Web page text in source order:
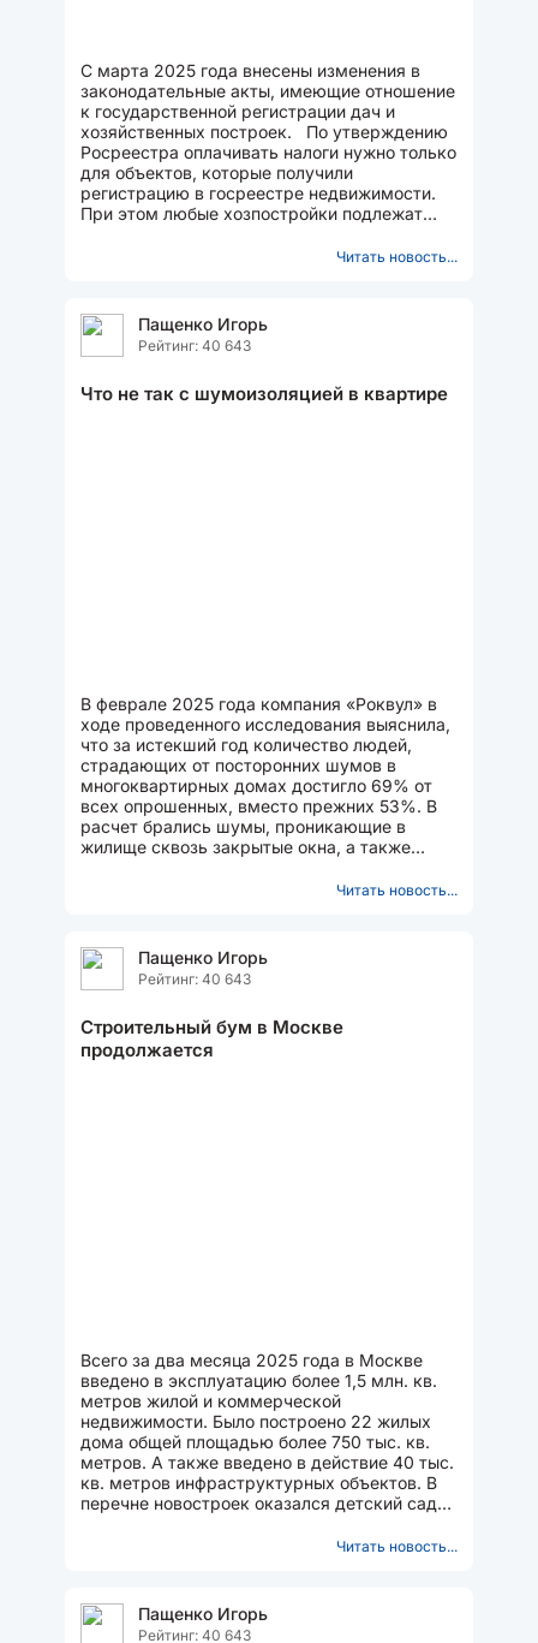
С марта 2025 года внесены изменения в
законодательные акты, имеющие отношение
к государственной регистрации дач и
хозяйственных построек. По утверждению
Росреестра оплачивать налоги нужно только
для объектов, которые получили
регистрацию в госреестре недвижимости.
При этом любые хозпостройки подлежат
Читать новость...
Пащенко Игорь
Рейтинг: 40 643
Что не так с шумоизоляцией в квартире
В феврале 2025 года компания «Роквул» в
ходе проведенного исследования выяснила,
что за истекший год количество людей,
страдающих от посторонних шумов в
многоквартирных домах достигло 69% от
всех опрошенных, вместо прежних 53%. В
расчет брались шумы, проникающие в
жилище сквозь закрытые окна, а также
Читать новость...
Пащенко Игорь
Рейтинг: 40 643
Строительный бум в Москве
продолжается
Всего за два месяца 2025 года в Москве
введено в эксплуатацию более 1,5 млн. кв.
метров жилой и коммерческой
недвижимости. Было построено 22 жилых
дома общей площадью более 750 тыс. кв.
метров. А также введено в действие 40 тыс.
кв. метров инфраструктурных объектов. В
перечне новостроек оказался детский сад
Читать новость...
Пащенко Игорь
Рейтинг: 40 643